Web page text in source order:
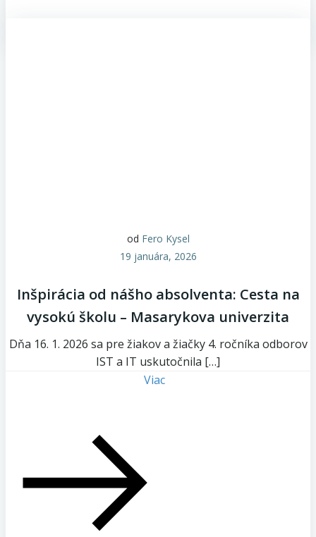
od Fero Kysel
19 januára, 2026
Inšpirácia od nášho absolventa: Cesta na
vysokú školu – Masarykova univerzita
Dňa 16. 1. 2026 sa pre žiakov a žiačky 4. ročníka odborov
IST a IT uskutočnila […]
Viac